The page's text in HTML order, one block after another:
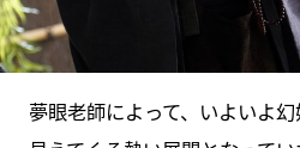
夢眼老師によって、いよいよ